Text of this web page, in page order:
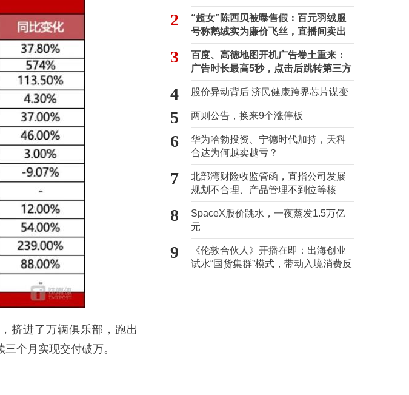
挤进了万辆俱乐部，跑出
个月实现交付破万。
事务所曾出具“保留意见”
2
“超女”陈西贝被曝售假：百元羽绒服
号称鹅绒实为廉价飞丝，直播间卖出
超百万元
3
百度、高德地图开机广告卷土重来：
广告时长最高5秒，点击后跳转第三方
4 股价异动背后 济民健康跨界芯片谋变
5 两则公告，换来9个涨停板
6
华为哈勃投资、宁德时代加持，天科
合达为何越卖越亏？
7
北部湾财险收监管函，直指公司发展
规划不合理、产品管理不到位等核
心“痛点”
8
SpaceX股价跳水，一夜蒸发1.5万亿
元
9
《伦敦合伙人》开播在即：出海创业
试水“国货集群”模式，带动入境消费反